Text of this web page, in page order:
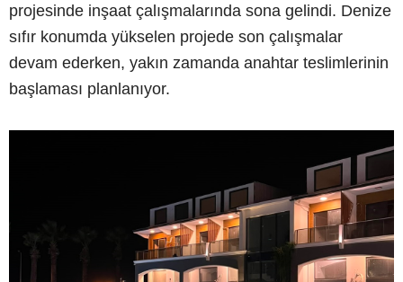
projesinde inşaat çalışmalarında sona gelindi. Denize
sıfır konumda yükselen projede son çalışmalar
devam ederken, yakın zamanda anahtar teslimlerinin
başlaması planlanıyor.